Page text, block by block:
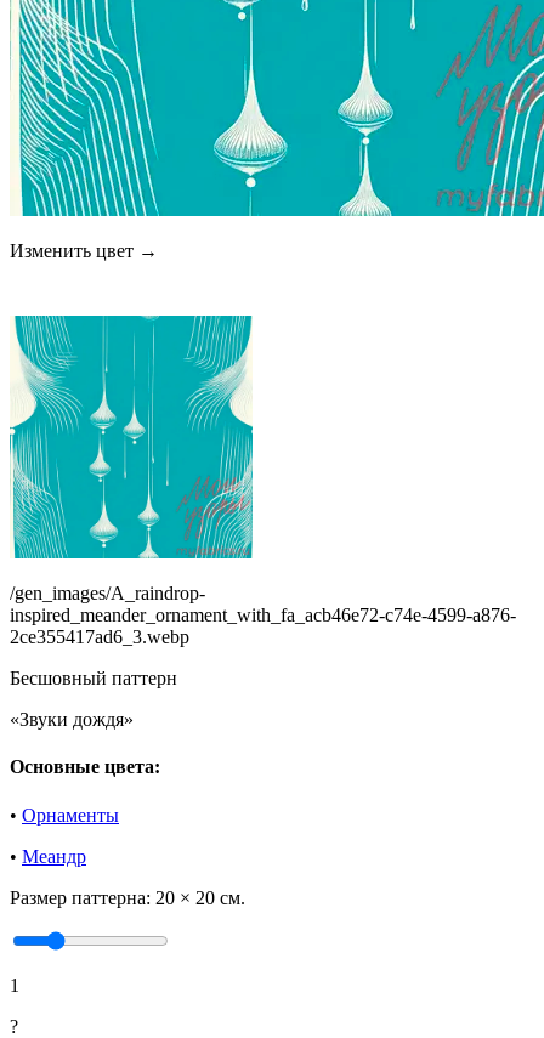
Изменить цвет →
/gen_images/A_raindrop-
inspired_meander_ornament_with_fa_acb46e72-c74e-4599-a876-
2ce355417ad6_3.webp
Бесшовный паттерн
«Звуки дождя»
Основные цвета:
• Орнаменты
• Меандр
Размер паттерна: 20 × 20 см.
1
?